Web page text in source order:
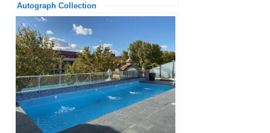
Autograph Collection